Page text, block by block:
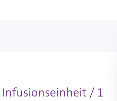
Infusionseinheit / 1